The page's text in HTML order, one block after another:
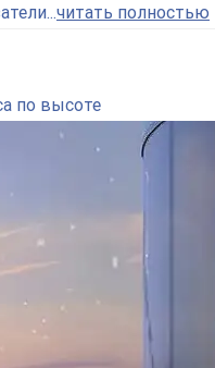
читать полностью
по высоте